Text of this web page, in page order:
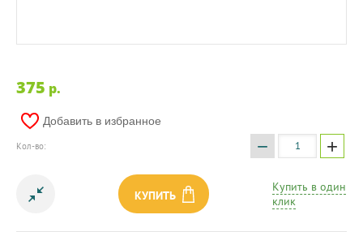
375 p.
Добавить в избранное
Кол-во: − +
КУПИТЬ
Купить в один
клик